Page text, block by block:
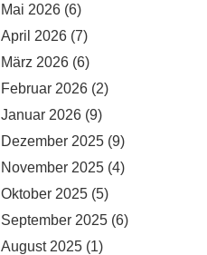
Mai 2026 (6)
April 2026 (7)
März 2026 (6)
Februar 2026 (2)
Januar 2026 (9)
Dezember 2025 (9)
November 2025 (4)
Oktober 2025 (5)
September 2025 (6)
August 2025 (1)